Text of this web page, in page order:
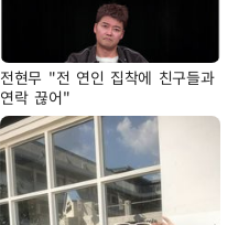
전현무 "전 연인 집착에 친구들과
연락 끊어"